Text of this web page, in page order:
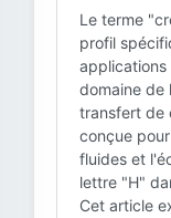
Le terme
profil
applications
domaine de
transfert de
conçue
fluides et
lettre "H"
Cet article